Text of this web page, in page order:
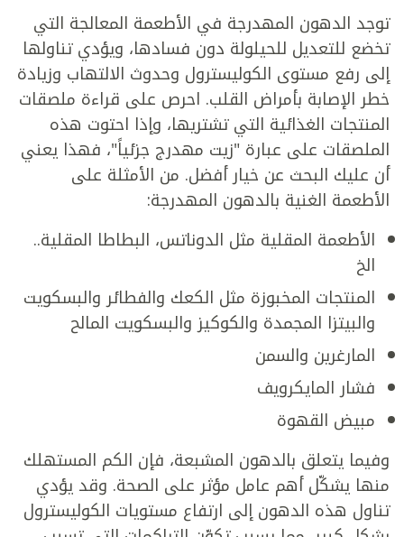
توجد الدهون المهدرجة في الأطعمة المعالجة التي
تخضع للتعديل للحيلولة دون فسادها، ويؤدي تناولها
إلى رفع مستوى الكوليسترول وحدوث الالتهاب وزيادة
خطر الإصابة بأمراض القلب. احرص على قراءة ملصقات
المنتجات الغذائية التي تشتريها، وإذا احتوت هذه
الملصقات على عبارة "زيت مهدرج جزئياً"، فهذا يعني
أن عليك البحث عن خيار أفضل. من الأمثلة على
الأطعمة الغنية بالدهون المهدرجة:
الأطعمة المقلية مثل الدوناتس، البطاطا المقلية..
الخ
المنتجات المخبوزة مثل الكعك والفطائر والبسكويت
والبيتزا المجمدة والكوكيز والبسكويت المالح
المارغرين والسمن
فشار المايكرويف
مبيض القهوة
وفيما يتعلق بالدهون المشبعة، فإن الكم المستهلك
منها يشكّل أهم عامل مؤثر على الصحة. وقد يؤدي
تناول هذه الدهون إلى ارتفاع مستويات الكوليسترول